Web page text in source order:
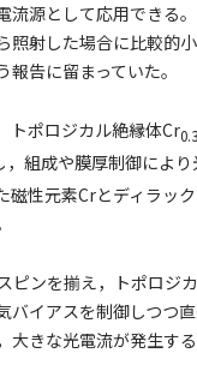
流源として応用できる
照射した場合に比較的
告に留まっていた。
トポロジカル絶縁体Cr0.3
，組成や膜厚制御によ
磁性元素Crとディラッ
ピンを揃え，トポロジ
バイアスを制御しつつ
大きな光電流が発生する